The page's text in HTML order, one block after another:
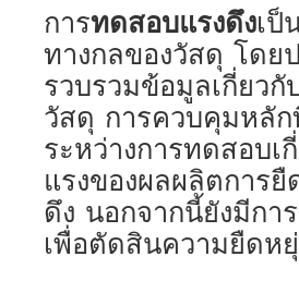
การทดสอบแรงดึงเ
ทางกลของวัสดุ โดย
รวบรวมข้อมูลเกี่ยว
วัสดุ การควบคุมหลั
ระหว่างการทดสอบ
แรงของผลผลิตการ
ดึง นอกจากนี้ยังมีกา
เพื่อตัดสินความยืด